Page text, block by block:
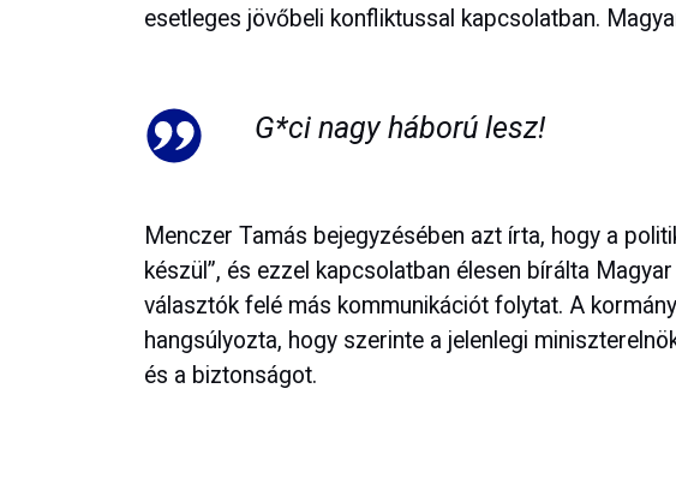
esetleges jövőbeli konfliktussal kapcsolatban.
G*ci nagy háború lesz!
Menczer Tamás bejegyzésében azt írta, hogy a
készül”, és ezzel kapcsolatban élesen bírálta
választók felé más kommunikációt folytat. A
hangsúlyozta, hogy szerinte a jelenlegi
és a biztonságot.